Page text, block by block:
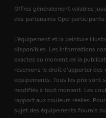
Offres généralement valables
des partenaires Opel participants.
L'équipement et la peinture
disponibles. Les informations
exactes au moment de la
réservons le droit d’apporter
équipements. Tous les prix sont
modifiés à tout moment. Les
rapport aux couleurs réelles.
sujet des équipements fournis